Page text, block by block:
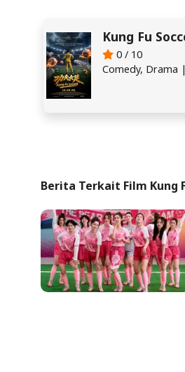
Kung Fu
0 / 10
Comedy, Drama
Berita Terkait Film Kung